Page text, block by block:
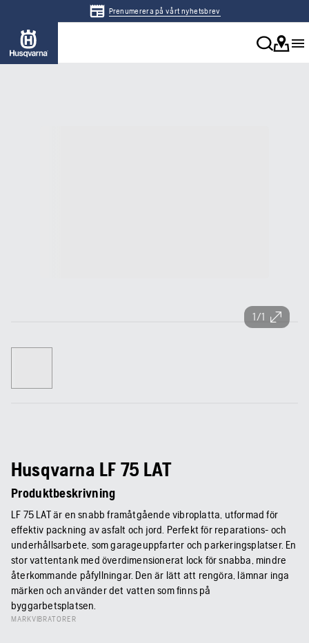
Prenumerera på vårt nyhetsbrev
1/1
Husqvarna LF 75 LAT
Produktbeskrivning
LF 75 LAT är en snabb framåtgående vibroplatta, utformad för
effektiv packning av asfalt och jord. Perfekt för reparations- och
underhållsarbete, som garageuppfarter och parkeringsplatser. En
stor vattentank med överdimensionerat lock för snabba, mindre
återkommande påfyllningar. Den är lätt att rengöra, lämnar inga
märken och använder det vatten som finns på
byggarbetsplatsen.
MARKVIBRATORER